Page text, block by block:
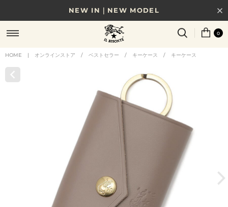
NEW IN｜NEW MODEL
8/17(月)10時まで｜税込11,000円以上で送料無料
贈る相手やシーンから選べる、新しいギフトガイド
NEW IN｜COLOR LEATHER
0
HOME | オンラインストア / ベストセラー / キーケース / キーケース